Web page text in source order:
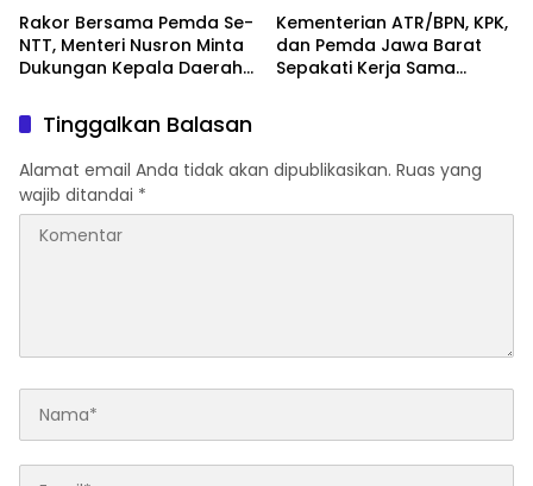
Rakor Bersama Pemda Se-
NTT, Menteri Nusron Minta
Dukungan Kepala Daerah
Layanan Pertanahan
Kementerian ATR/BPN, KPK,
dan Pemda Jawa Barat
Sepakati Kerja Sama
Tinggalkan Balasan
Alamat email Anda tidak akan dipublikasikan. Ruas yang
wajib ditandai *